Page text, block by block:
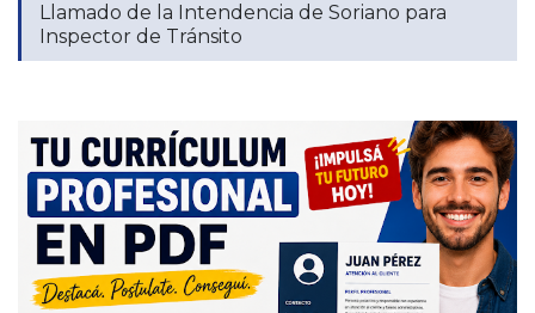
Llamado de la Intendencia de Soriano para
Inspector de Tránsito